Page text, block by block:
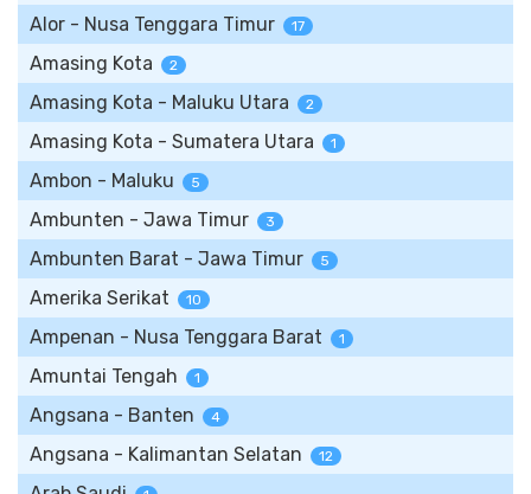
Alor - Nusa Tenggara Timur 17
Amasing Kota 2
Amasing Kota - Maluku Utara 2
Amasing Kota - Sumatera Utara 1
Ambon - Maluku 5
Ambunten - Jawa Timur 3
Ambunten Barat - Jawa Timur 5
Amerika Serikat 10
Ampenan - Nusa Tenggara Barat 1
Amuntai Tengah 1
Angsana - Banten 4
Angsana - Kalimantan Selatan 12